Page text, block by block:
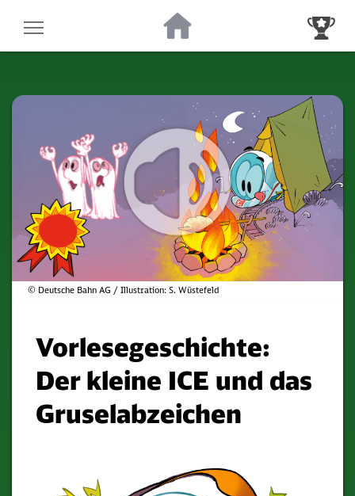
© Deutsche Bahn AG / Illustration: S. Wüstefeld
Vorlesegeschichte:
Der kleine ICE und das
Gruselabzeichen